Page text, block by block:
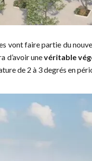
vont faire partie du
d’avoir unevéritable
de 2 à 3 degrés en